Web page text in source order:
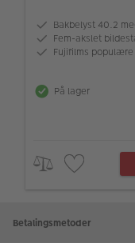
Bakbelyst 40.2
Fem-akslet
Fujifilms
På lager
Betalingsmetoder